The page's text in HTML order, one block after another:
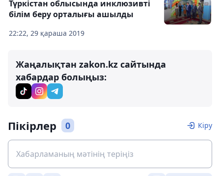
22:22, 29 қараша 2019
Түркістан облысында инклюзивті
білім беру орталығы ашылды
Жаңалықтан zakon.kz сайтында
хабардар болыңыз:
Пікірлер 0 Кіру